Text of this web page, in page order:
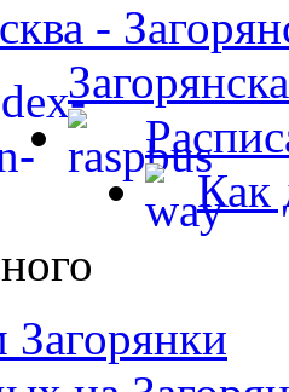
-
Как